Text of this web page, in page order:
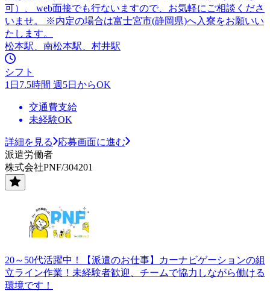
可）、 web面接でも行ないますので、お気軽にご相談くださ
いませ。 ※内定の場合は富士宮市(静岡県)へ入寮をお願いい
たします。
松本駅、南松本駅、村井駅
シフト
1日7.5時間 週5日からOK
交通費支給
未経験OK
詳細を見る
応募画面に進む
派遣労働者
株式会社PNF/304201
20～50代活躍中！【派遣のお仕事】カーナビゲーションの組
立ライン作業！未経験者歓迎、チームで協力しながら働ける
環境です！